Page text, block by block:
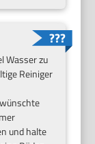
Wasser zu
Reiniger
und halte